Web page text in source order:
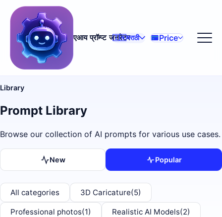
एआय प्रॉम्प्ट जनरेटर
🇮🇳मराठी Price
Library
Prompt Library
Browse our collection of AI prompts for various use cases.
New Popular
All categories 3D Caricature(5)
Professional photos(1) Realistic AI Models(2)